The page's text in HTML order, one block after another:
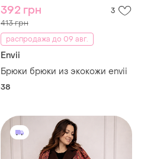
392 грн 3
413 грн
распродажа до 09 авг.
Envii
Брюки брюки из экокожи envii
38